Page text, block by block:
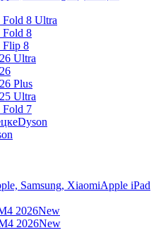
Fold 8 Ultra
Fold 8
Flip 8
Ultra
Plus
Ultra
Fold 7
Dyson
Apple iPad
2026New
2026New